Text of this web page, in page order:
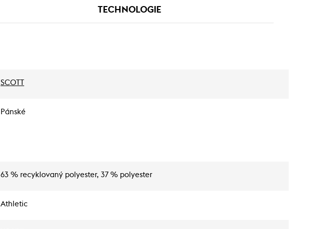
TECHNOLOGIE
SCOTT
Pánské
63 % recyklovaný polyester, 37 % polyester
Athletic